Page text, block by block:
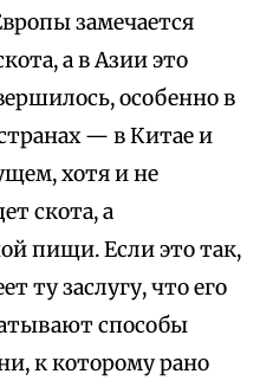
замечается
а в Азии это
особенно в
— в Китае и
хотя и не
скота, а
пищи. Если это так,
ту заслугу, что его
способы
к которому рано